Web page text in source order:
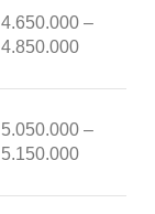
4.650.000 –
4.850.000
5.050.000 –
5.150.000